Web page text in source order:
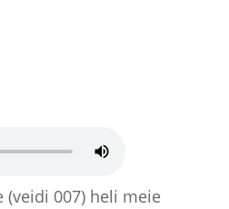
(veidi 007) heli meie